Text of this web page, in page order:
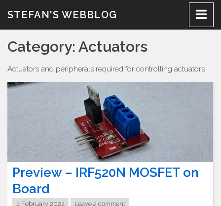
STEFAN'S WEBBLOG
Category: Actuators
Actuators and peripherals required for controlling actuators
Preview – IRF520N MOSFET on
Board
4 February 2024 Leave a comment